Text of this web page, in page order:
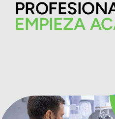
10/05/2026
Messi sigue
historia: el
alcanzó en la
El argentino llegó